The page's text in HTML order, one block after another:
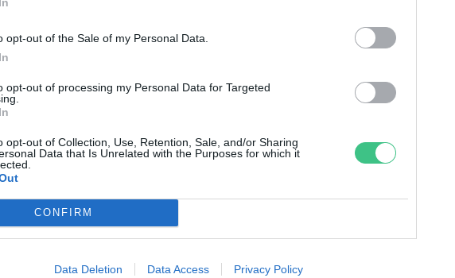
opt-out of the Sale of my Personal Data.
opt-out of processing my Personal Data for Targeted
opt-out of Collection, Use, Retention, Sale, and/or Sharing
Data that Is Unrelated with the Purposes for which it
CONFIRM
Data Deletion Data Access Privacy Policy
kal rosszabb hatással lehet az éghajlatra,
során keletkező kibocsátások és a
mennyiségű energia előállításához
miatt.
a kék hidrogénnel kapcsolatos projektekre
annak biztosítása érdekében,
elegendő üvegházhatású
hogy alacsony szén-dioxid-
de számos környezetvédő és zöld energia